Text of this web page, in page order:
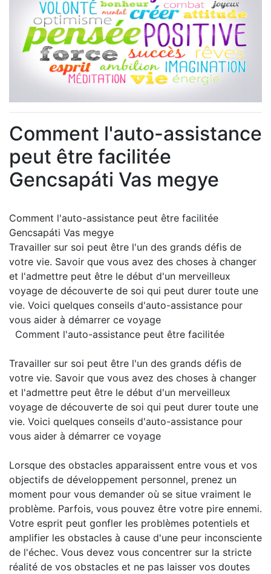
Comment l'auto-assistance
peut être facilitée
Gencsapáti Vas megye
Comment l'auto-assistance peut être facilitée
Gencsapáti Vas megye
Travailler sur soi peut être l'un des grands défis de
votre vie. Savoir que vous avez des choses à changer
et l'admettre peut être le début d'un merveilleux
voyage de découverte de soi qui peut durer toute une
vie. Voici quelques conseils d'auto-assistance pour
vous aider à démarrer ce voyage
Comment l'auto-assistance peut être facilitée
Travailler sur soi peut être l'un des grands défis de
votre vie. Savoir que vous avez des choses à changer
et l'admettre peut être le début d'un merveilleux
voyage de découverte de soi qui peut durer toute une
vie. Voici quelques conseils d'auto-assistance pour
vous aider à démarrer ce voyage
Lorsque des obstacles apparaissent entre vous et vos
objectifs de développement personnel, prenez un
moment pour vous demander où se situe vraiment le
problème. Parfois, vous pouvez être votre pire ennemi.
Votre esprit peut gonfler les problèmes potentiels et
amplifier les obstacles à cause d'une peur inconsciente
de l'échec. Vous devez vous concentrer sur la stricte
réalité de vos obstacles et ne pas laisser vos doutes